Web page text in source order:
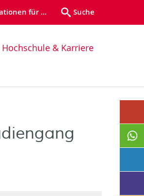
für … Suche
Hochschule & Karriere